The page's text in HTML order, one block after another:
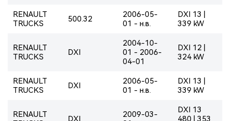
RENAULT
TRUCKS
500.32
2006-05-
01 - н.в.
DXI 13 |
339 kW
RENAULT
TRUCKS
DXI
2004-10-
01 - 2006-
04-01
DXI 12 |
324 kW
RENAULT
TRUCKS
DXI
2006-05-
01 - н.в.
DXI 13 |
339 kW
RENAULT
DXI
2009-03-
DXI 13
480 | 353